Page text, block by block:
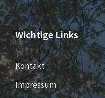
Wichtige Links
Kontakt
Impressum